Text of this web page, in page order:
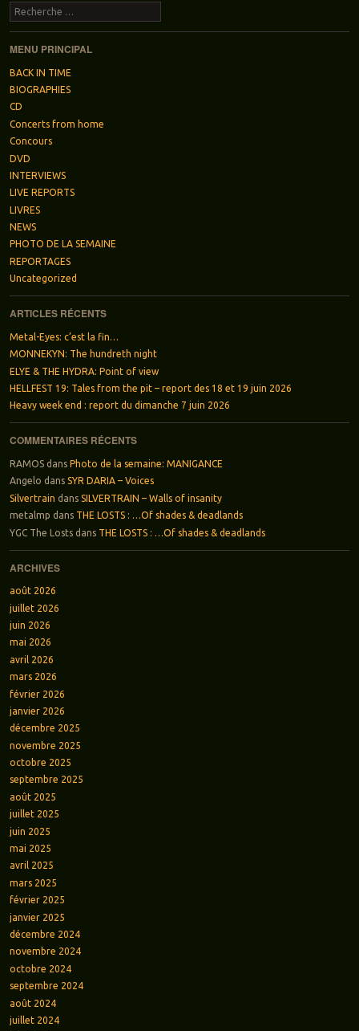
Recherche
MENU PRINCIPAL
BACK IN TIME
BIOGRAPHIES
CD
Concerts from home
Concours
DVD
INTERVIEWS
LIVE REPORTS
LIVRES
NEWS
PHOTO DE LA SEMAINE
REPORTAGES
Uncategorized
ARTICLES RÉCENTS
Metal-Eyes: c’est la fin…
MONNEKYN: The hundreth night
ELYE & THE HYDRA: Point of view
HELLFEST 19: Tales from the pit – report des 18 et 19 juin 2026
Heavy week end : report du dimanche 7 juin 2026
COMMENTAIRES RÉCENTS
RAMOSdans Photo de la semaine: MANIGANCE
Angelo dans SYR DARIA – Voices
Silvertrain dans SILVERTRAIN – Walls of insanity
metalmp dans THE LOSTS : …Of shades & deadlands
YGC The Lostsdans THE LOSTS : …Of shades & deadlands
ARCHIVES
août 2026
juillet 2026
juin 2026
mai 2026
avril 2026
mars 2026
février 2026
janvier 2026
décembre 2025
novembre 2025
octobre 2025
septembre 2025
août 2025
juillet 2025
juin 2025
mai 2025
avril 2025
mars 2025
février 2025
janvier 2025
décembre 2024
novembre 2024
octobre 2024
septembre 2024
août 2024
juillet 2024